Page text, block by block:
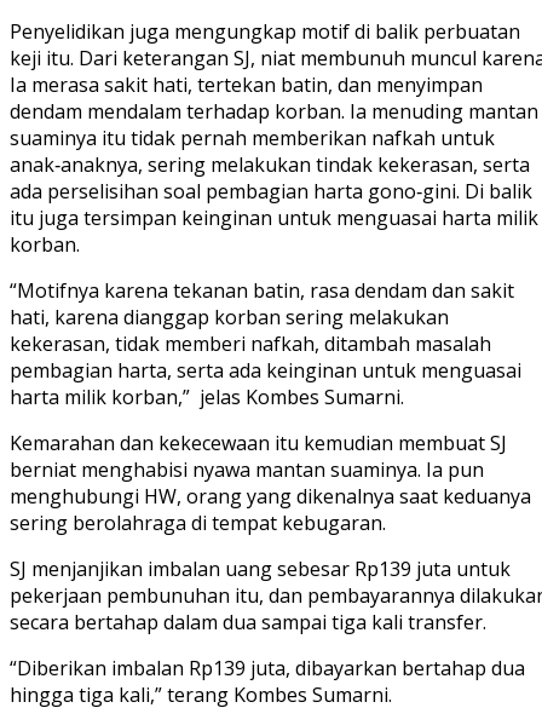
Penyelidikan juga mengungkap motif di balik perbuatan
keji itu. Dari keterangan SJ, niat membunuh muncul
Ia merasa sakit hati, tertekan batin, dan menyimpan
dendam mendalam terhadap korban. Ia menuding mantan
suaminya itu tidak pernah memberikan nafkah untuk
anak‑anaknya, sering melakukan tindak kekerasan, serta
ada perselisihan soal pembagian harta gono‑gini. Di balik
itu juga tersimpan keinginan untuk menguasai harta milik
korban.
“Motifnya karena tekanan batin, rasa dendam dan sakit
hati, karena dianggap korban sering melakukan
kekerasan, tidak memberi nafkah, ditambah masalah
pembagian harta, serta ada keinginan untuk menguasai
harta milik korban,” jelas Kombes Sumarni.
Kemarahan dan kekecewaan itu kemudian membuat SJ
berniat menghabisi nyawa mantan suaminya. Ia pun
menghubungi HW, orang yang dikenalnya saat keduanya
sering berolahraga di tempat kebugaran.
SJ menjanjikan imbalan uang sebesar Rp139 juta untuk
pekerjaan pembunuhan itu, dan pembayarannya
secara bertahap dalam dua sampai tiga kali transfer.
“Diberikan imbalan Rp139 juta, dibayarkan bertahap dua
hingga tiga kali,” terang Kombes Sumarni.